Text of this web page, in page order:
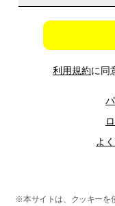
利用規約に同
よ
※本サイトは、クッキーを